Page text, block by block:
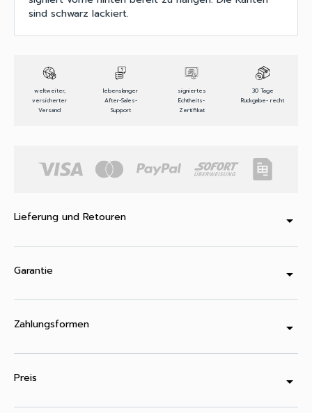
sind schwarz lackiert.
weltweiter,
versicherter
Versand
lebenslanger
After-Sales-
Support
signiertes
Echtheits-
Zertifikat
30 Tage
Rückgabe- recht
Lieferung und Retouren arrow_drop_down
Garantie arrow_drop_down
Zahlungsformen arrow_drop_down
Preis arrow_drop_down